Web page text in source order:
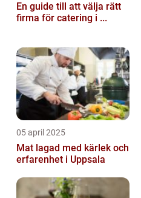
En guide till att välja rätt
firma för catering i ...
05 april 2025
Mat lagad med kärlek och
erfarenhet i Uppsala